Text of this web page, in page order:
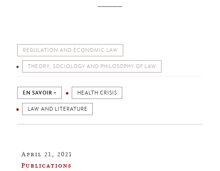
REGULATION AND ECONOMIC LAW
THEORY, SOCIOLOGY AND PHILOSOPHY OF LAW
EN SAVOIR + HEALTH CRISIS
LAW AND LITERATURE
April 21, 2021
Publications